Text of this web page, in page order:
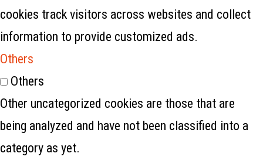
cookies track visitors across websites and collect
information to provide customized ads.
Others
Others
Other uncategorized cookies are those that are
being analyzed and have not been classified into a
category as yet.